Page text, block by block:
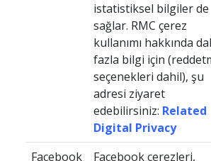
istatistiksel bilgiler de
sağlar. RMC çerez
kullanımı hakkında
fazla bilgi için
seçenekleri dahil), şu
adresi ziyaret
edebilirsiniz: Related
Digital Privacy
Facebook
Facebook çerezleri,